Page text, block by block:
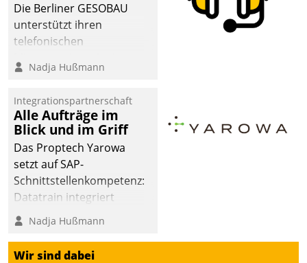
Die Berliner GESOBAU
unterstützt ihren
telefonischen
digitalen Cockpit, das
passende Fragen und
Schlagworte auswirft.
Eine intuitive
Dialogführung ermöglicht
dem externen
Serviceteam, Anrufe von
Mietenden zügiger und
effizienter zu bearbeiten.
Nadja Hußmann
Integrationspartnerschaft
Alle Aufträge im
Blick und im Griff
Das Proptech Yarowa
setzt auf SAP-
Schnittstellenkompetenz:
Datatrain integriert
Yarowas Portal zur
Vergabe und Verwaltung
von Aufträgen der
Nadja Hußmann
Wir sind dabei